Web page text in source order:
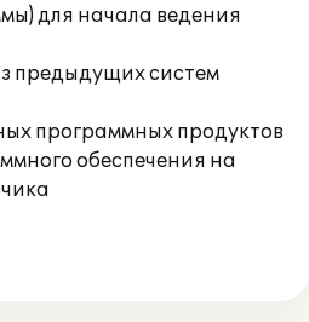
для начала ведения
предыдущих систем
программных продуктов
обеспечения на